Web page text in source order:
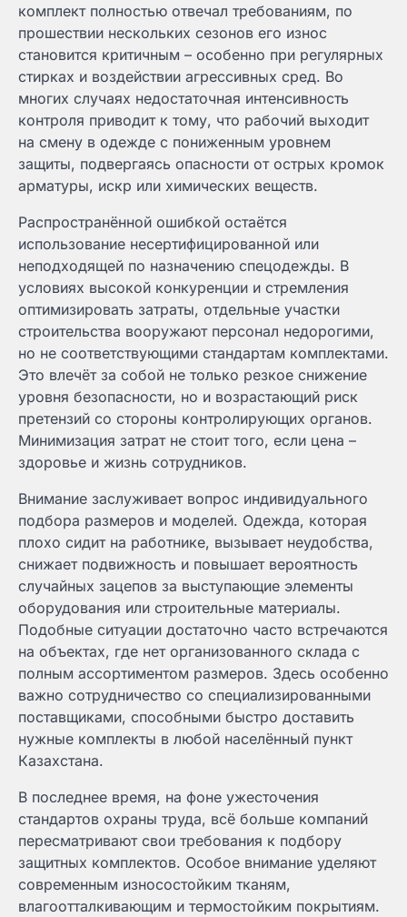
комплект полностью отвечал требованиям, по
прошествии нескольких сезонов его износ
становится критичным – особенно при регулярных
стирках и воздействии агрессивных сред. Во
многих случаях недостаточная интенсивность
контроля приводит к тому, что рабочий выходит
на смену в одежде с пониженным уровнем
защиты, подвергаясь опасности от острых кромок
арматуры, искр или химических веществ.
Распространённой ошибкой остаётся
использование несертифицированной или
неподходящей по назначению спецодежды. В
условиях высокой конкуренции и стремления
оптимизировать затраты, отдельные участки
строительства вооружают персонал недорогими,
но не соответствующими стандартам комплектами.
Это влечёт за собой не только резкое снижение
уровня безопасности, но и возрастающий риск
претензий со стороны контролирующих органов.
Минимизация затрат не стоит того, если цена –
здоровье и жизнь сотрудников.
Внимание заслуживает вопрос индивидуального
подбора размеров и моделей. Одежда, которая
плохо сидит на работнике, вызывает неудобства,
снижает подвижность и повышает вероятность
случайных зацепов за выступающие элементы
оборудования или строительные материалы.
Подобные ситуации достаточно часто встречаются
на объектах, где нет организованного склада с
полным ассортиментом размеров. Здесь особенно
важно сотрудничество со специализированными
поставщиками, способными быстро доставить
нужные комплекты в любой населённый пункт
Казахстана.
В последнее время, на фоне ужесточения
стандартов охраны труда, всё больше компаний
пересматривают свои требования к подбору
защитных комплектов. Особое внимание уделяют
современным износостойким тканям,
влагоотталкивающим и термостойким покрытиям.